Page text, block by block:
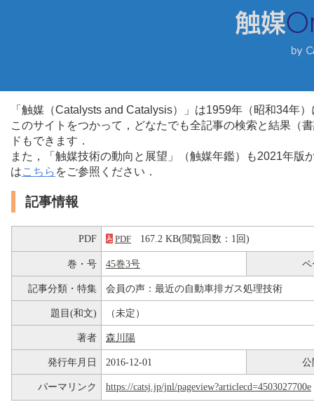
「触媒（Catalysts and Catalysis）」は1959年（昭和34年
このサイトをつかって，どなたでも全記事の検索と結果（
ドもできます．
また，「触媒技術の動向と展望」（触媒年鑑）も2021年
はこちら をご参照ください．
記事情報
PDF PDF 167.2 KB(閲覧回数：1回)
巻・号 45巻3号 ペ
記事分類・特集 会員の声：最近の自動車排ガス処理技術
題目(和文) （未定）
著者 森川陽
発行年月日 2016-12-01 公
パーマリンク https://catsj.jp/jnl/pageview?articlecd=4503027700e